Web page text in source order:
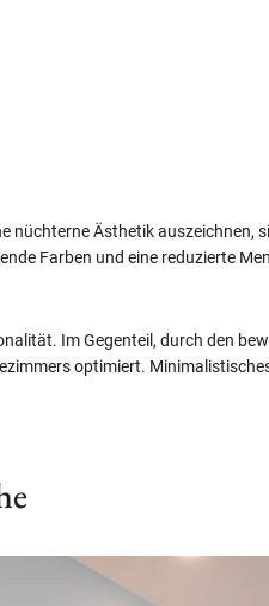
nüchterne Ästhetik auszeichnen,
Farben und eine reduzierte
Im Gegenteil, durch den
optimiert.